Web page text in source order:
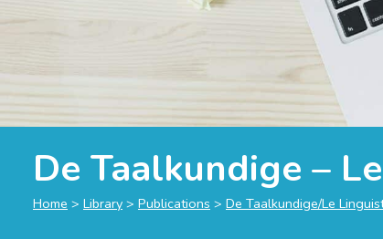
De Taalkundige –
Home > Library > Publications > De Taalkundige/Le